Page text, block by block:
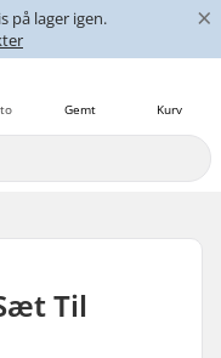
på lager igen.
×
Kurv
Gemt
Til